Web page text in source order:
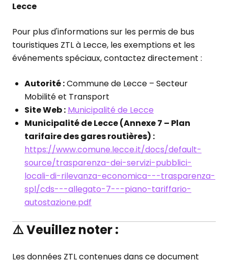
Lecce
Pour plus d'informations sur les permis de bus
touristiques ZTL à Lecce, les exemptions et les
événements spéciaux, contactez directement :
Autorité :Commune de Lecce – Secteur
Mobilité et Transport
Site Web : Municipalité de Lecce
Municipalité de Lecce (Annexe 7 – Plan
tarifaire des gares routières) :
https://www.comune.lecce.it/docs/default-
source/trasparenza-dei-servizi-pubblici-
locali-di-rilevanza-economica---trasparenza-
spl/cds---allegato-7---piano-tariffario-
autostazione.pdf
⚠️Veuillez noter :
Les données ZTL contenues dans ce document